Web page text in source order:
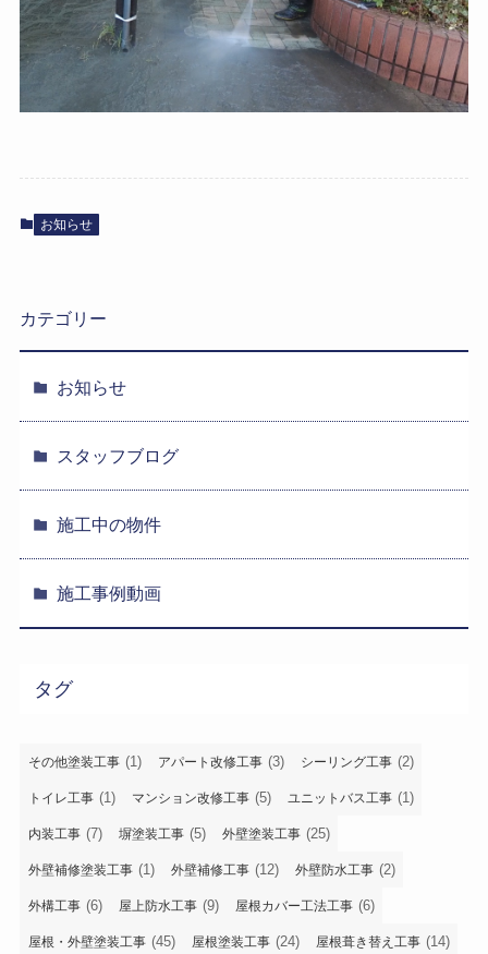
お知らせ
カテゴリー
お知らせ
スタッフブログ
施工中の物件
施工事例動画
タグ
その他塗装工事 (1) アパート改修工事 (3) シーリング工事 (2)
トイレ工事 (1) マンション改修工事 (5) ユニットバス工事 (1)
内装工事 (7) 塀塗装工事 (5) 外壁塗装工事 (25)
外壁補修塗装工事 (1) 外壁補修工事 (12) 外壁防水工事 (2)
外構工事 (6) 屋上防水工事 (9) 屋根カバー工法工事 (6)
屋根・外壁塗装工事 (45) 屋根塗装工事 (24) 屋根葺き替え工事 (14)